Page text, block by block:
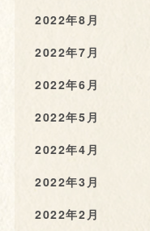
2022年8月
2022年7月
2022年6月
2022年5月
2022年4月
2022年3月
2022年2月